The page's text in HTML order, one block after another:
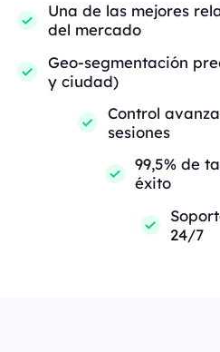
Una de las mejores
del mercado
Geo-segmentación
y ciudad)
Control
sesiones
99,5% de
éxito
24/7